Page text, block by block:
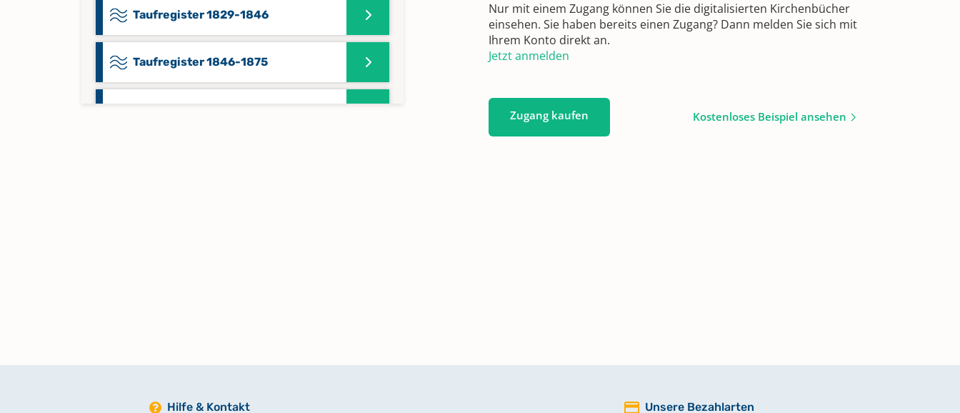
Taufregister 1829-1846
Taufregister 1846-1875
1831, Zivilstandsregister, Heiraten
Sterbefälle 1821-1834
Nur mit einem Zugang können Sie die digitalisierten Kirchenbücher
einsehen. Sie haben bereits einen Zugang? Dann melden Sie sich mit
Ihrem Konto direkt an.
Jetzt anmelden
Zugang kaufen Kostenloses Beispiel ansehen
Hilfe & Kontakt Unsere Bezahlarten